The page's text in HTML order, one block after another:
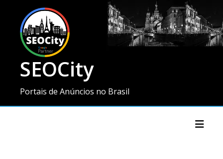
SEOCity
Portais de Anúncios no Brasil